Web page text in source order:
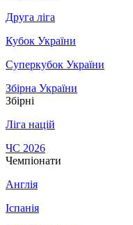
Друга ліга
Кубок України
Суперкубок України
Збірна України
Збірні
Ліга націй
ЧС 2026
Чемпіонати
Англія
Іспанія